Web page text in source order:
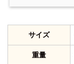
サイズ
重量